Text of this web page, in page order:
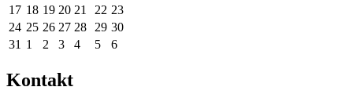
17 18 19 20 21 22 23
24 25 26 27 28 29 30
31 1 2 3 4 5 6
Kontakt